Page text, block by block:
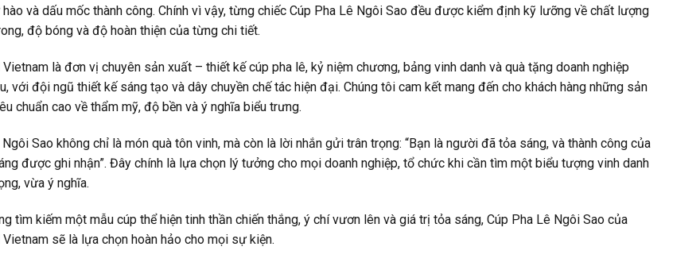
và dấu mốc thành công. Chính vì vậy, từng chiếc Cúp Pha Lê Ngôi Sao đều được kiểm định kỹ lưỡng về chất lượng
độ bóng và độ hoàn thiện của từng chi tiết.
Vietnam là đơn vị chuyên sản xuất – thiết kế cúp pha lê, kỷ niệm chương, bảng vinh danh và quà tặng doanh nghiệp
với đội ngũ thiết kế sáng tạo và dây chuyền chế tác hiện đại. Chúng tôi cam kết mang đến cho khách hàng những sản
chuẩn cao về thẩm mỹ, độ bền và ý nghĩa biểu trưng.
Sao không chỉ là món quà tôn vinh, mà còn là lời nhắn gửi trân trọng: “Bạn là người đã tỏa sáng, và thành công của
được ghi nhận”. Đây chính là lựa chọn lý tưởng cho mọi doanh nghiệp, tổ chức khi cần tìm một biểu tượng vinh danh
vừa ý nghĩa.
tìm kiếm một mẫu cúp thể hiện tinh thần chiến thắng, ý chí vươn lên và giá trị tỏa sáng, Cúp Pha Lê Ngôi Sao của
Vietnam sẽ là lựa chọn hoàn hảo cho mọi sự kiện.